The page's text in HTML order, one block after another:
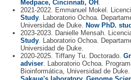
Medpace, Cincinnati, OH
2021-2022. Emmanuel Mokel.
Study . Laboratorio Ochoa.
Universidad de Duke.
Now PhD.
2023-2023. Danielle Mensah.
Study . Laboratorio Ochoa.
Universidad de Duke.
2020-2025. Tiffany Tu. Doctorado.
adviser . Laboratorio Ochoa.
Bioinformática, Universidad de Duke.